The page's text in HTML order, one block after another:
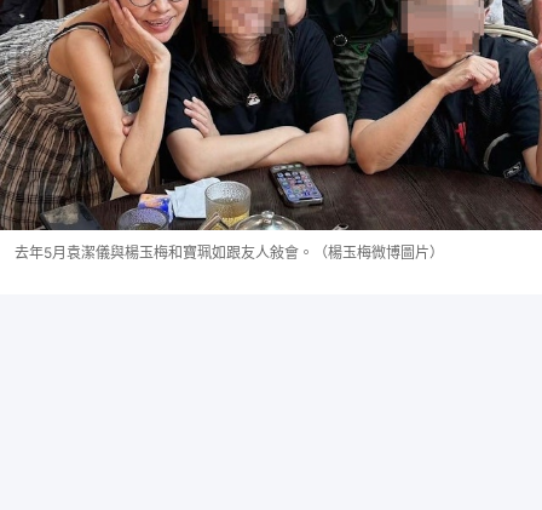
去年5月袁潔儀與楊玉梅和寶珮如跟友人敍會。（楊玉梅微博圖片）